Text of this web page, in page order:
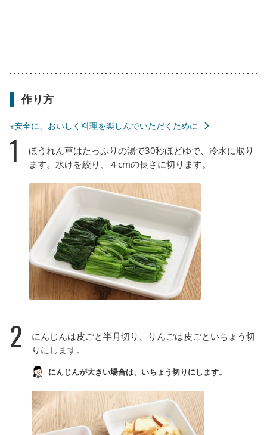
作り方
※安全に、おいしく料理を楽しんでいただくために
1
ほうれん草はたっぷりの湯で30秒ほどゆで、冷水に取り
ます。水けを絞り、４cmの長さに切ります。
2
にんじんは皮ごと半月切り、りんごは皮ごといちょう切
りにします。
にんじんが大きい場合は、いちょう切りにします。